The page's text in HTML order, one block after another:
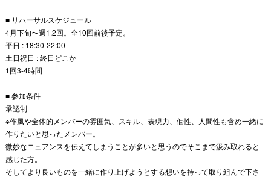
■ リハーサルスケジュール
4月下旬〜週1,2回。全10回前後予定。
平日 : 18:30-22:00
土日祝日 : 終日どこか
1回3-4時間
■ 参加条件
承認制
※作風や全体的メンバーの雰囲気、スキル、表現力、個性、人間性も含め一緒に
作りたいと思ったメンバー。
微妙なニュアンスを伝えてしまうことが多いと思うのでそこまで汲み取れると
感じた方。
そしてより良いものを一緒に作り上げようとする想いを持って取り組んで下さ